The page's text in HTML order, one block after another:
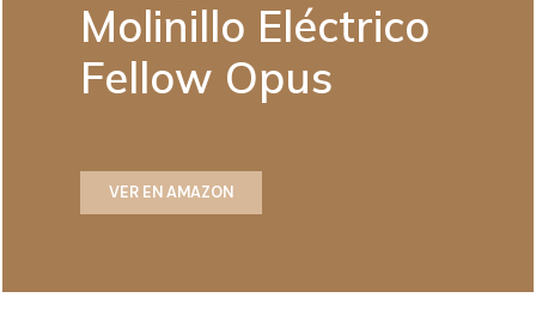
Molinillo Eléctrico
Fellow Opus
VER EN AMAZON